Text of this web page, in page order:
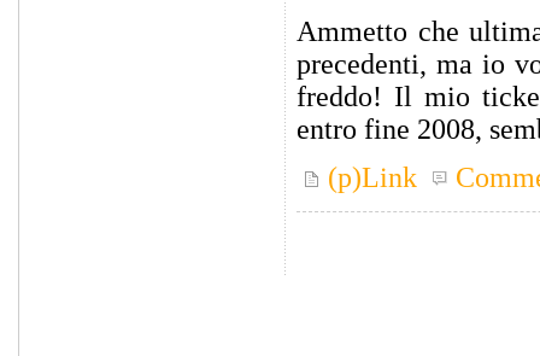
Ammetto che
precedenti, ma io
freddo! Il mio
entro fine 2008,
(p)Link